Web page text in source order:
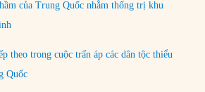
của Trung Quốc nhằm thống trị khu
theo trong cuộc trấn áp các dân tộc thiểu
Quốc